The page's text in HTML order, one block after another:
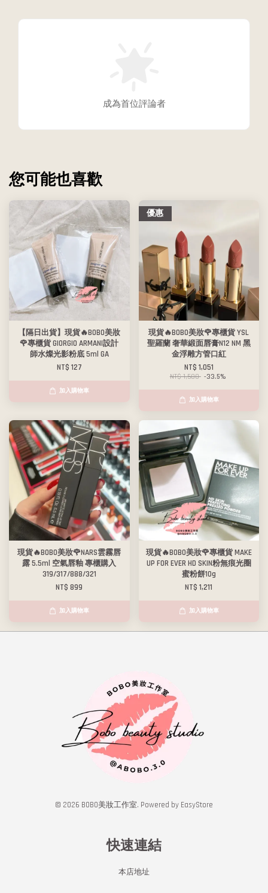
成為首位評論者
您可能也喜歡
【隔日出貨】現貨🔥BOBO美妝
🌹專櫃貨 GIORGIO ARMANI設計
師水燦光影粉底 5ml GA
NT$ 127
加入購物車
優惠
現貨🔥BOBO美妝🌹專櫃貨 YSL
聖羅蘭 奢華緞面唇膏N12 NM 黑
金浮雕方管口紅
NT$ 1,051
NT$ 1,580 -33.5%
加入購物車
現貨🔥BOBO美妝🌹NARS雲霧唇
露 5.5ml 空氣唇釉 專櫃購入
319/317/888/321
NT$ 899
加入購物車
現貨🔥BOBO美妝🌹專櫃貨 MAKE
UP FOR EVER HD SKIN粉無痕光圈
蜜粉餅10g
NT$ 1,211
加入購物車
© 2026 BOBO美妝工作室. Powered by EasyStore
快速連結
本店地址